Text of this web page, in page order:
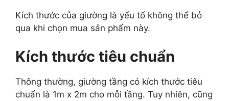
Kích thước của giường là yếu tố không thể bỏ
qua khi chọn mua sản phẩm này.
Kích thước tiêu chuẩn
Thông thường, giường tầng có kích thước tiêu
chuẩn là 1m x 2m cho mỗi tầng. Tuy nhiên, cũng